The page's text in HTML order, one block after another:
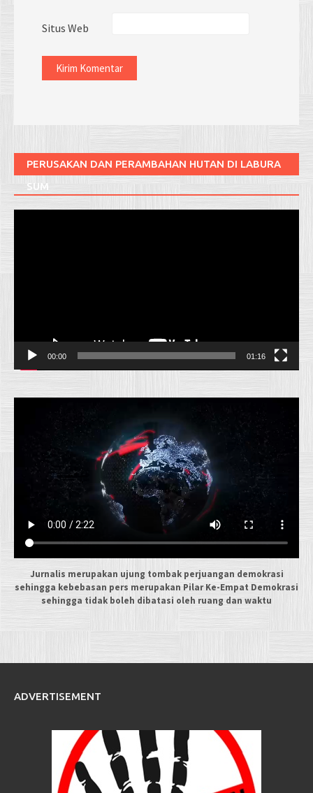
Situs Web
PERUSAKAN DAN PERAMBAHAN HUTAN DI LABURA
SUM
00:00 01:16
Jurnalis merupakan ujung tombak perjuangan demokrasi
sehingga kebebasan pers merupakan Pilar Ke-Empat Demokrasi
sehingga tidak boleh dibatasi oleh ruang dan waktu
ADVERTISEMENT